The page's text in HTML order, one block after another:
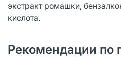
экстракт ромашки,
кислота.
Рекомендации